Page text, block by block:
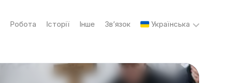
Робота Історії Інше Зв’язок Українська
English